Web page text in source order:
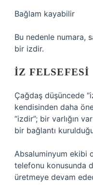
Bağlam kayabilir
Bu nedenle numara,
bir izdir.
İZ FELSEFESI
Çağdaş düşüncede
kendisinden daha
“izdir”; bir varlığın
bir bağlantı
Absaluminyum ekibi
telefonu konusunda
üretmeye devam